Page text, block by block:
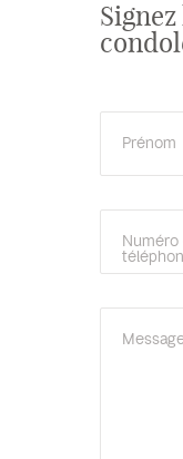
Prénom
Numéro